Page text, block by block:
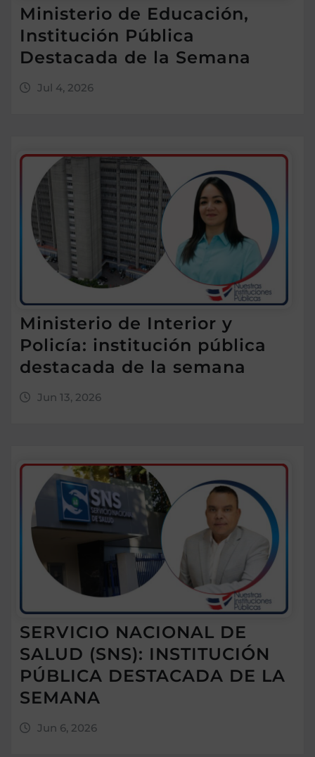
Ministerio de Educación,
Institución Pública
Destacada de la Semana
Jul 4, 2026
Ministerio de Interior y
Policía: institución pública
destacada de la semana
Jun 13, 2026
SERVICIO NACIONAL DE
SALUD (SNS): INSTITUCIÓN
PÚBLICA DESTACADA DE LA
SEMANA
Jun 6, 2026